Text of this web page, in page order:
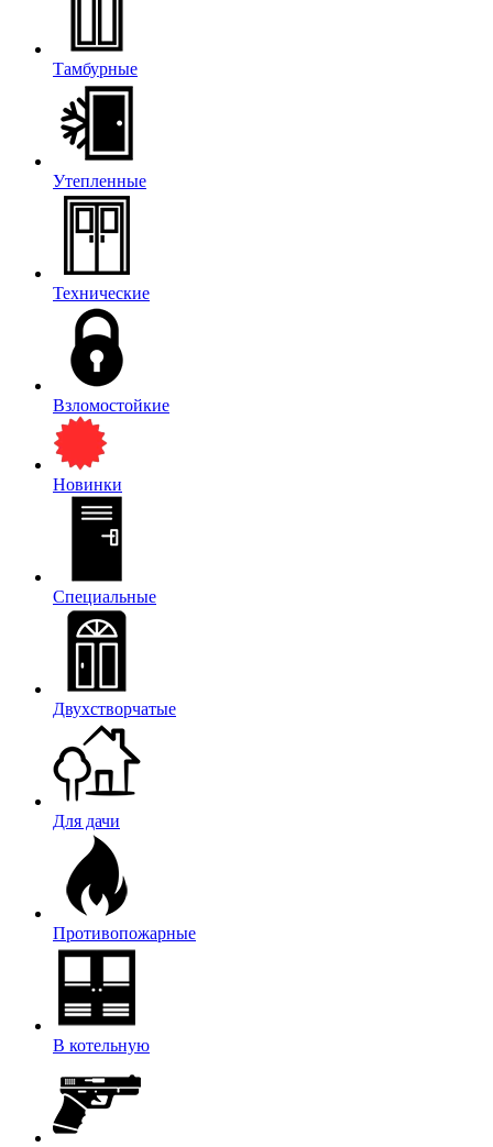
Тамбурные
Утепленные
Технические
Взломостойкие
Новинки
Специальные
Двухстворчатые
Для дачи
Противопожарные
В котельную